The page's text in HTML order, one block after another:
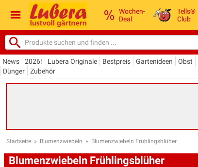
Wochen-
Deal
Tells®
Club
News 2026! Lubera Originale Bestpreis Gartenideen Obst
Dünger
Zubehör
Startseite » Blumenzwiebeln » Blumenzwiebeln Frühlingsblüher
Blumenzwiebeln Frühlingsblüher